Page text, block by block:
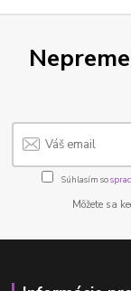
Súhlasím so
Môžete sa